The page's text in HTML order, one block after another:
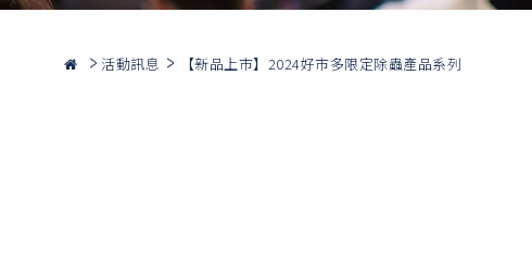
活動訊息 【新品上市】2024好市多限定除蟲產品系列